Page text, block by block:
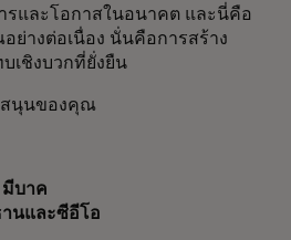
รและโอกาสในอนาคต และนี่คือ
างต่อเนื่อง นั่นคือการสร้าง
เชิงบวกที่ยั่งยืน
นุนของคุณ
มีบาค
นและซีอีโอ